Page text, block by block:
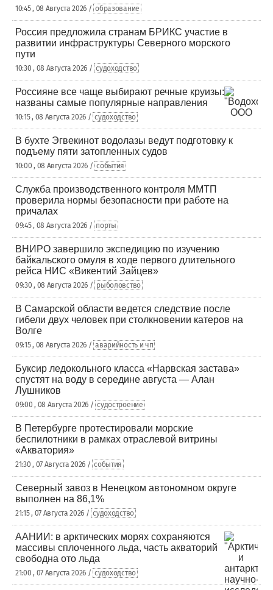
10:45 , 08 Августа 2026 / образование
Россия предложила странам БРИКС участие в
развитии инфраструктуры Северного морского
пути
10:30 , 08 Августа 2026 / судоходство
Россияне все чаще выбирают речные круизы:
названы самые популярные направления
10:15 , 08 Августа 2026 / судоходство
В бухте Эгвекинот водолазы ведут подготовку к
подъему пяти затопленных судов
10:00 , 08 Августа 2026 / события
Служба производственного контроля ММТП
проверила нормы безопасности при работе на
причалах
09:45 , 08 Августа 2026 / порты
ВНИРО завершило экспедицию по изучению
байкальского омуля в ходе первого длительного
рейса НИС «Викентий Зайцев»
09:30 , 08 Августа 2026 / рыболовство
В Самарской области ведется следствие после
гибели двух человек при столкновении катеров на
Волге
09:15 , 08 Августа 2026 / аварийность и чп
Буксир ледокольного класса «Нарвская застава»
спустят на воду в середине августа — Алан
Лушников
09:00 , 08 Августа 2026 / судостроение
В Петербурге протестировали морские
беспилотники в рамках отраслевой витрины
«Акватория»
21:30 , 07 Августа 2026 / события
Северный завоз в Ненецком автономном округе
выполнен на 86,1%
21:15 , 07 Августа 2026 / судоходство
ААНИИ: в арктических морях сохраняются
массивы сплоченного льда, часть акваторий
свободна ото льда
21:00 , 07 Августа 2026 / судоходство